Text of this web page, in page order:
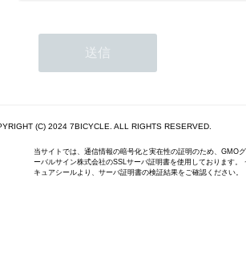
(C) 2024 7BICYCLE. ALL RIGHTS RESERVED.
当サイトでは、通信情報の暗号化と実在性の証明のため、GMO
ーバルサイン株式会社のSSLサーバ証明書を使用しております。
キュアシールより、サーバ証明書の検証結果をご確認ください。